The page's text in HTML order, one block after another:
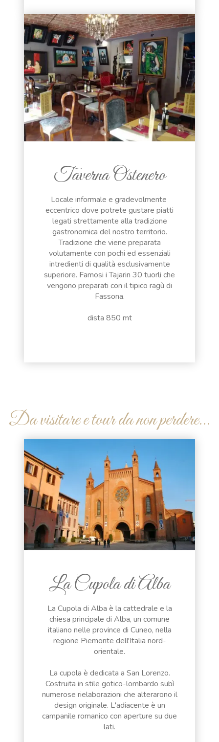
Taverna Ostenero
Locale informale e gradevolmente
eccentrico dove potrete gustare piatti
legati strettamente alla tradizione
gastronomica del nostro territorio.
Tradizione che viene preparata
volutamente con pochi ed essenziali
intredienti di qualità esclusivamente
superiore. Famosi i Tajarin 30 tuorli che
vengono preparati con il tipico ragù di
Fassona.
dista 850 mt
Da visitare e tour da non perdere...
La Cupola di Alba
La Cupola di Alba è la cattedrale e la
chiesa principale di Alba, un comune
italiano nelle province di Cuneo, nella
regione Piemonte dell'Italia nord-
orientale.
La cupola è dedicata a San Lorenzo.
Costruita in stile gotico-lombardo subì
numerose rielaborazioni che alterarono il
design originale. L'adiacente è un
campanile romanico con aperture su due
lati.